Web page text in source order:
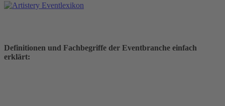
Definitionen und Fachbegriffe der Eventbranche einfach
erklärt: